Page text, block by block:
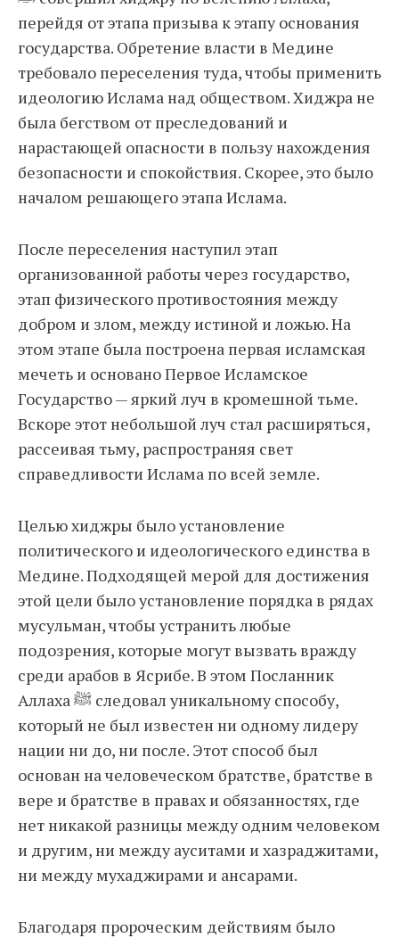
перейдя от этапа призыва к этапу основания
государства. Обретение власти в Медине
требовало переселения туда, чтобы применить
идеологию Ислама над обществом. Хиджра не
была бегством от преследований и
нарастающей опасности в пользу нахождения
безопасности и спокойствия. Скорее, это было
началом решающего этапа Ислама.
После переселения наступил этап
организованной работы через государство,
этап физического противостояния между
добром и злом, между истиной и ложью. На
этом этапе была построена первая исламская
мечеть и основано Первое Исламское
Государство — яркий луч в кромешной тьме.
Вскоре этот небольшой луч стал расширяться,
рассеивая тьму, распространяя свет
справедливости Ислама по всей земле.
Целью хиджры было установление
политического и идеологического единства в
Медине. Подходящей мерой для достижения
этой цели было установление порядка в рядах
мусульман, чтобы устранить любые
подозрения, которые могут вызвать вражду
среди арабов в Ясрибе. В этом Посланник
Аллаха ﷺ следовал уникальному способу,
который не был известен ни одному лидеру
нации ни до, ни после. Этот способ был
основан на человеческом братстве, братстве в
вере и братстве в правах и обязанностях, где
нет никакой разницы между одним человеком
и другим, ни между ауситами и хазраджитами,
ни между мухаджирами и ансарами.
Благодаря пророческим действиям было